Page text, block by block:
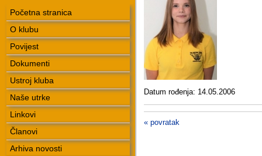
Početna stranica
O klubu
Povijest
Dokumenti
Ustroj kluba
Naše utrke
Linkovi
Članovi
Arhiva novosti
Datum rođenja: 14.05.2006
« povratak